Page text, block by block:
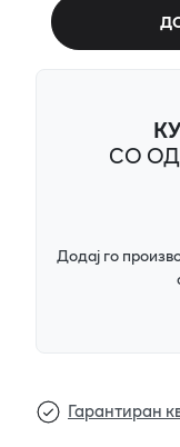
СО
Додај го
Гарантиран